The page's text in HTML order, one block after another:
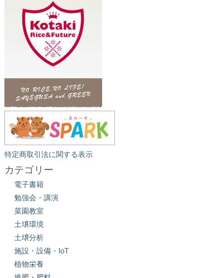
特定商取引法に関する表示
カテゴリー
電子書籍
勉強会・講演
菜園教室
土壌環境
土壌分析
施設・設備・IoT
植物栄養